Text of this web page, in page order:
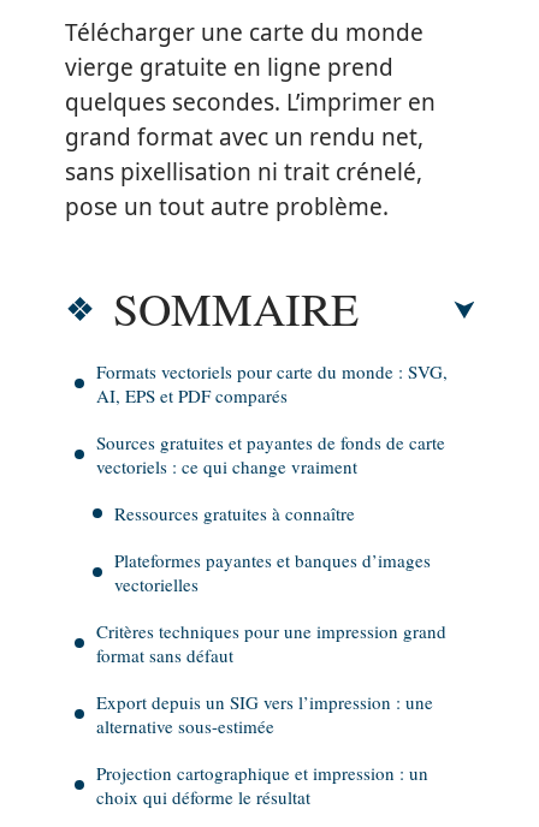
Télécharger une carte du monde
vierge gratuite en ligne prend
quelques secondes. L’imprimer en
grand format avec un rendu net,
sans pixellisation ni trait crénelé,
pose un tout autre problème.
SOMMAIRE
Formats vectoriels pour carte du monde : SVG,
AI, EPS et PDF comparés
Sources gratuites et payantes de fonds de carte
vectoriels : ce qui change vraiment
Ressources gratuites à connaître
Plateformes payantes et banques d’images
vectorielles
Critères techniques pour une impression grand
format sans défaut
Export depuis un SIG vers l’impression : une
alternative sous-estimée
Projection cartographique et impression : un
choix qui déforme le résultat